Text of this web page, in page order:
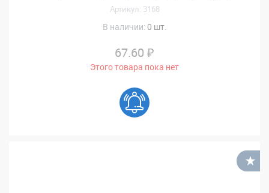
Артикул: 3168
В наличии: 0 шт.
67.60 ₽
Этого товара пока нет